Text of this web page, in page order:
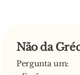
Não da
Pergunta um: